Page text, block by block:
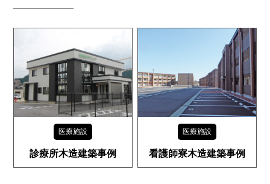
医療施設
診療所木造建築事例
医療施設
看護師寮木造建築事例